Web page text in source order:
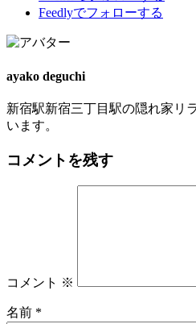
Feedlyでフォローする
ayako deguchi
新宿駅新宿三丁目駅の隠れ家リ
います。
コメントを残す
コメント ※
名前 *